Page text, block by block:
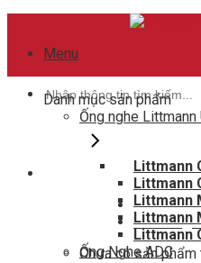
Menu
kiếm:
Hotline hỗ trợ
0948802788
Giỏ hàng
Chưa có sản phẩm
Danh mục sản phẩm
Ống nghe Littmann
Littmann
Littmann
Littmann
Littmann
Littmann
Ống Nghe ADC